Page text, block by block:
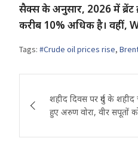
सैक्स के अनुसार, 2026 में
करीब 10% अधिक है। वहीं,
Tags: #Crude oil prices rise,
navigation
शहीद दिवस पर दुर्ग के
हुए अरुण वोरा, वीर सपूतों